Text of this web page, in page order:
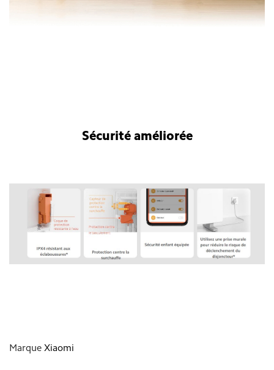
Sécurité améliorée
Marque Xiaomi